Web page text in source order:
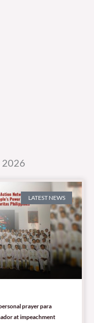
2026
LATEST NEWS
prayer para
at impeachment